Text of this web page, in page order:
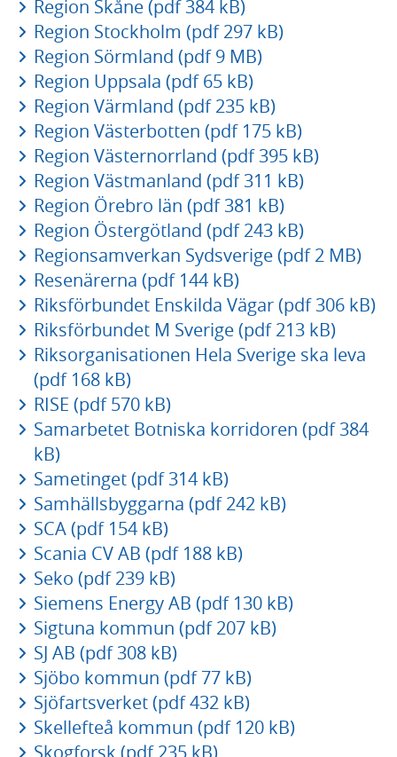
Region Skåne (pdf 384 kB)
Region Stockholm (pdf 297 kB)
Region Sörmland (pdf 9 MB)
Region Uppsala (pdf 65 kB)
Region Värmland (pdf 235 kB)
Region Västerbotten (pdf 175 kB)
Region Västernorrland (pdf 395 kB)
Region Västmanland (pdf 311 kB)
Region Örebro län (pdf 381 kB)
Region Östergötland (pdf 243 kB)
Regionsamverkan Sydsverige (pdf 2 MB)
Resenärerna (pdf 144 kB)
Riksförbundet Enskilda Vägar (pdf 306 kB)
Riksförbundet M Sverige (pdf 213 kB)
Riksorganisationen Hela Sverige ska leva
(pdf 168 kB)
RISE (pdf 570 kB)
Samarbetet Botniska korridoren (pdf 384
kB)
Sametinget (pdf 314 kB)
Samhällsbyggarna (pdf 242 kB)
SCA (pdf 154 kB)
Scania CV AB (pdf 188 kB)
Seko (pdf 239 kB)
Siemens Energy AB (pdf 130 kB)
Sigtuna kommun (pdf 207 kB)
SJ AB (pdf 308 kB)
Sjöbo kommun (pdf 77 kB)
Sjöfartsverket (pdf 432 kB)
Skellefteå kommun (pdf 120 kB)
Skogforsk (pdf 235 kB)